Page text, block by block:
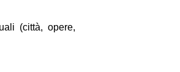
(città, opere,